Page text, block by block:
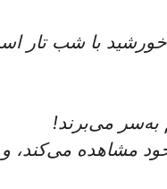
با شب تار
می‌برند!
مشاهده می‌کند، و